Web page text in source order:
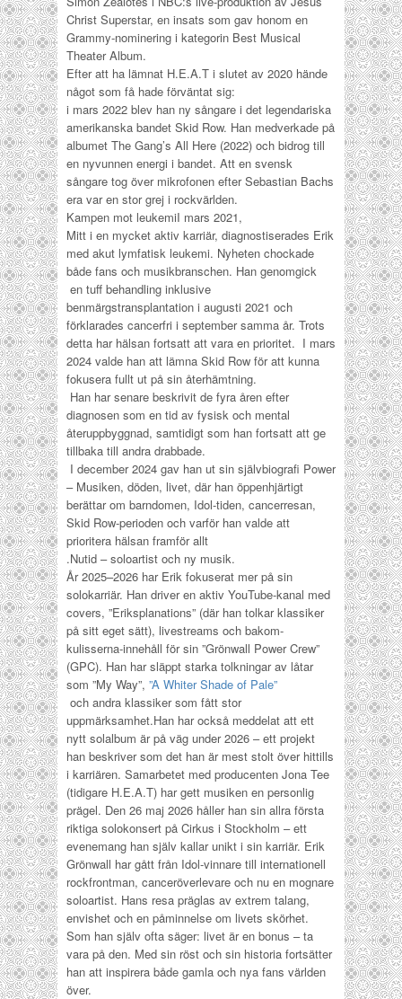
Christ Superstar, en insats som gav honom en
Grammy-nominering i kategorin Best Musical
Theater Album.
Efter att ha lämnat H.E.A.T i slutet av 2020 hände
något som få hade förväntat sig:
i mars 2022 blev han ny sångare i det legendariska
amerikanska bandet Skid Row. Han medverkade på
albumet The Gang’s All Here (2022) och bidrog till
en nyvunnen energi i bandet. Att en svensk
sångare tog över mikrofonen efter Sebastian Bachs
era var en stor grej i rockvärlden.
Kampen mot leukemiI mars 2021,
Mitt i en mycket aktiv karriär, diagnostiserades Erik
med akut lymfatisk leukemi. Nyheten chockade
både fans och musikbranschen. Han genomgick
en tuff behandling inklusive
benmärgstransplantation i augusti 2021 och
förklarades cancerfri i september samma år. Trots
detta har hälsan fortsatt att vara en prioritet. I mars
2024 valde han att lämna Skid Row för att kunna
fokusera fullt ut på sin återhämtning.
Han har senare beskrivit de fyra åren efter
diagnosen som en tid av fysisk och mental
återuppbyggnad, samtidigt som han fortsatt att ge
tillbaka till andra drabbade.
I december 2024 gav han ut sin självbiografi Power
– Musiken, döden, livet, där han öppenhjärtigt
berättar om barndomen, Idol-tiden, cancerresan,
Skid Row-perioden och varför han valde att
prioritera hälsan framför allt
.Nutid – soloartist och ny musik.
År 2025–2026 har Erik fokuserat mer på sin
solokarriär. Han driver en aktiv YouTube-kanal med
covers, ”Eriksplanations” (där han tolkar klassiker
på sitt eget sätt), livestreams och bakom-
kulisserna-innehåll för sin ”Grönwall Power Crew”
(GPC). Han har släppt starka tolkningar av låtar
som ”My Way”, ”A Whiter Shade of Pale”
och andra klassiker som fått stor
uppmärksamhet.Han har också meddelat att ett
nytt solalbum är på väg under 2026 – ett projekt
han beskriver som det han är mest stolt över hittills
i karriären. Samarbetet med producenten Jona Tee
(tidigare H.E.A.T) har gett musiken en personlig
prägel. Den 26 maj 2026 håller han sin allra första
riktiga solokonsert på Cirkus i Stockholm – ett
evenemang han själv kallar unikt i sin karriär. Erik
Grönwall har gått från Idol-vinnare till internationell
rockfrontman, canceröverlevare och nu en mognare
soloartist. Hans resa präglas av extrem talang,
envishet och en påminnelse om livets skörhet.
Som han själv ofta säger: livet är en bonus – ta
vara på den. Med sin röst och sin historia fortsätter
han att inspirera både gamla och nya fans världen
över.